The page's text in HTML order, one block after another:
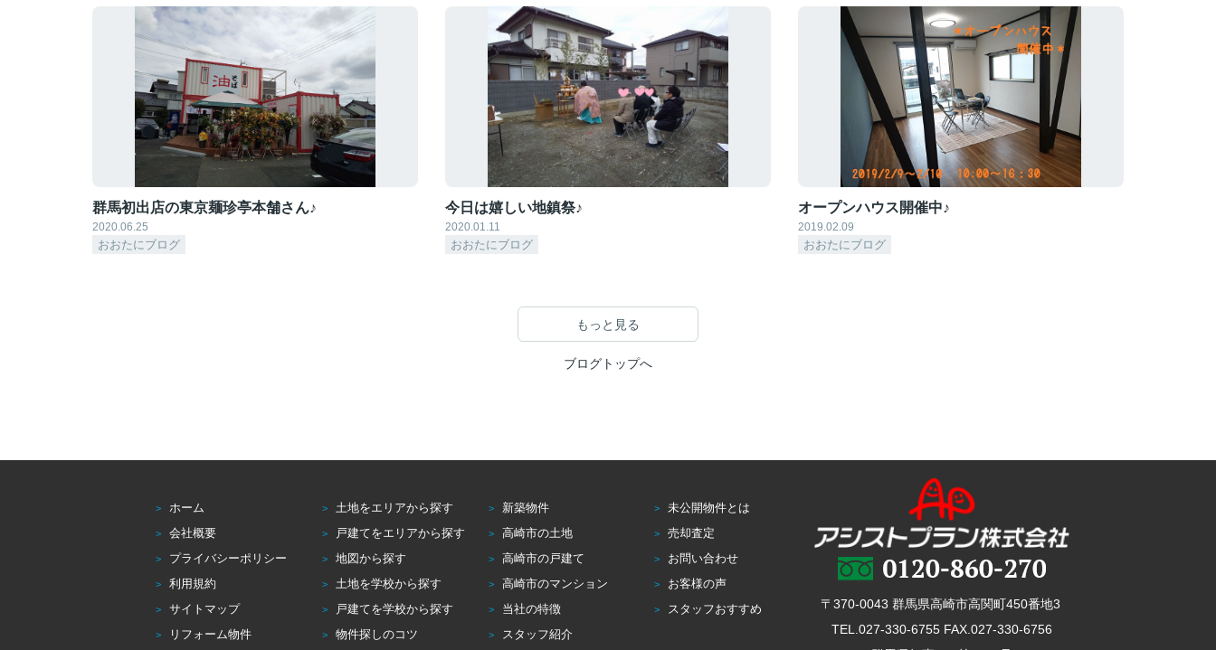
群馬初出店の東京麺珍亭本舗さん♪
2020.06.25
おおたにブログ
今日は嬉しい地鎮祭♪
2020.01.11
おおたにブログ
オープンハウス開催中♪
2019.02.09
おおたにブログ
もっと見る
ブログトップへ
ホーム 土地をエリアから探す 新築物件
未公開物件とは
会社概要
戸建てをエリアから探す 高崎市の土地
売却査定
プライバシーポリシー
地図から探す 高崎市の戸建て
お問い合わせ
利用規約
土地を学校から探す 高崎市のマンション
お客様の声
サイトマップ
戸建てを学校から探す 当社の特徴
スタッフおすすめ
リフォーム物件
物件探しのコツ スタッフ紹介
〒370-0043 群馬県高崎市高関町450番地3
TEL.027-330-6755 FAX.027-330-6756